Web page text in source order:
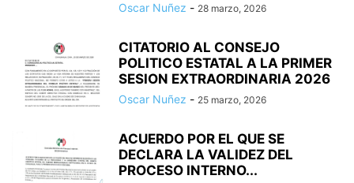
Oscar Nuñez - 28 marzo, 2026
CITATORIO AL CONSEJO
POLITICO ESTATAL A LA PRIMER
SESION EXTRAORDINARIA 2026
Oscar Nuñez - 25 marzo, 2026
ACUERDO POR EL QUE SE
DECLARA LA VALIDEZ DEL
PROCESO INTERNO...